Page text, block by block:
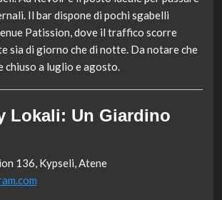
Il bar dispone di pochi sgabelli
Patission, dove il traffico scorre
sia di giorno che di notte. Da notare che
chiuso a luglio e agosto.
Lokali: Un Giardino
136, Kypseli, Atene